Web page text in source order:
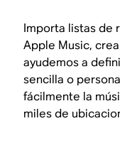
Importa listas de
Apple Music,
ayudemos a
sencilla o
fácilmente la
miles de